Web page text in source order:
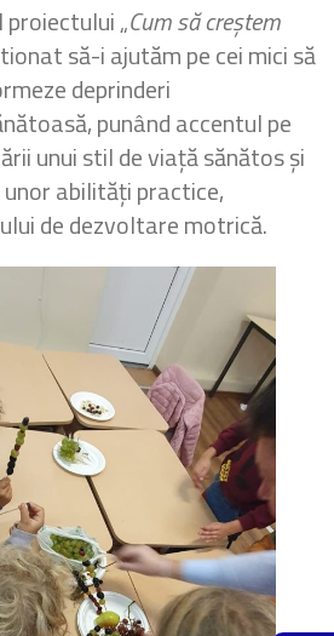
„Cum să creștem
să-i ajutăm pe cei mici să
deprinderi
punând accentul pe
unui stil de viață sănătos și
abilități practice,
de dezvoltare motrică.